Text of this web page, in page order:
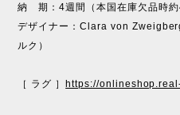
納 期：4週間（本国在庫欠品時約
デザイナー：Clara von
ルク）
［ ラグ ］https://